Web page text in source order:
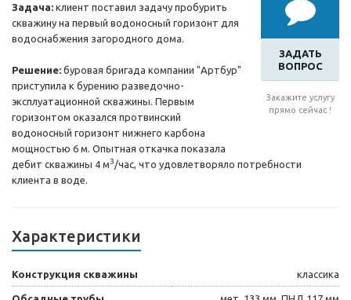
ЗАДАТЬ
ВОПРОС
Закажите услугу
прямо сейчас !
Задача: клиент поставил задачу пробурить
скважину на первый водоносный горизонт для
водоснабжения загородного дома.
Решение: буровая бригада компании "Артбур"
приступила к бурению разведочно-
эксплуатационной скважины. Первым
горизонтом оказался протвинский
водоносный горизонт нижнего карбона
мощностью 6 м. Опытная откачка показала
дебит скважины 4 м3/час, что удовлетворяло потребности
клиента в воде.
Характеристики
Конструкция скважины классика